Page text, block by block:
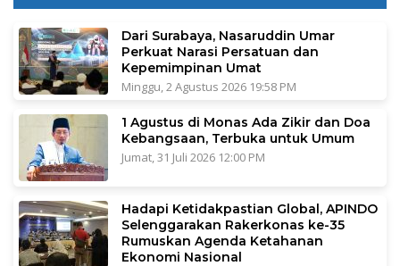
Dari Surabaya, Nasaruddin Umar
Perkuat Narasi Persatuan dan
Kepemimpinan Umat
Minggu, 2 Agustus 2026 19:58 PM
1 Agustus di Monas Ada Zikir dan Doa
Kebangsaan, Terbuka untuk Umum
Jumat, 31 Juli 2026 12:00 PM
Hadapi Ketidakpastian Global, APINDO
Selenggarakan Rakerkonas ke-35
Rumuskan Agenda Ketahanan
Ekonomi Nasional